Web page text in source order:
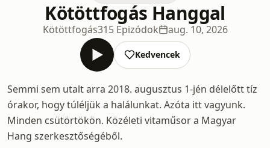
Kötöttfogás Hanggal
Kötöttfogás315 Epizódok aug. 10, 2026
Kedvencek
Semmi sem utalt arra 2018. augusztus 1-jén délelőtt tíz
órakor, hogy túléljük a halálunkat. Azóta itt vagyunk.
Minden csütörtökön. Közéleti vitaműsor a Magyar
Hang szerkesztőségéből.